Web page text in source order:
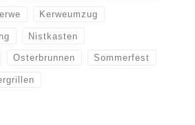
Kerweumzug
Nistkasten
Osterbrunnen Sommerfest